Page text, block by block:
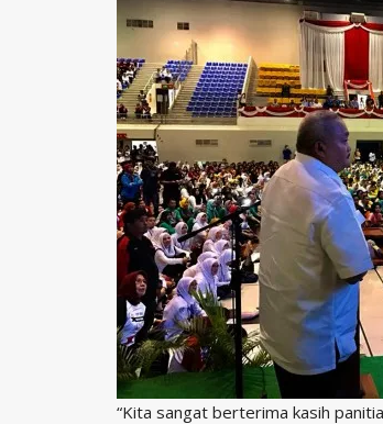
“Kita sangat berterima kasih